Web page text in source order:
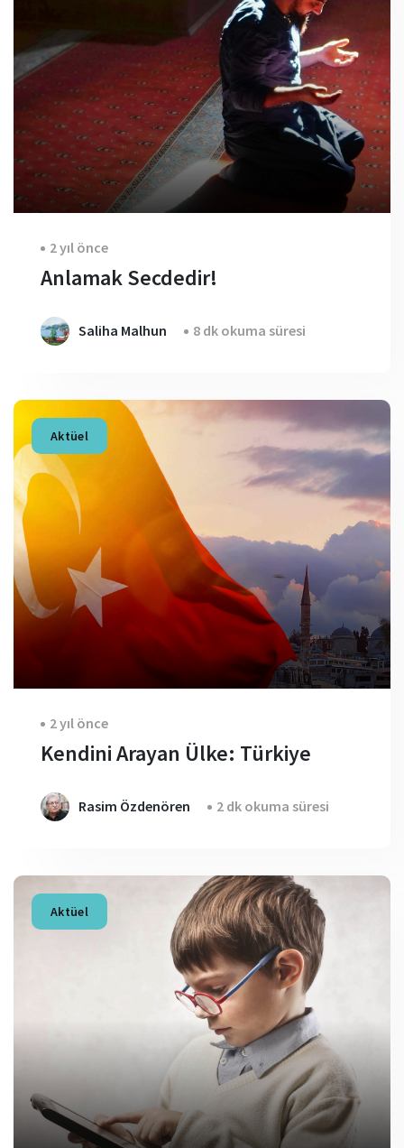
2 yıl önce
Anlamak Secdedir!
Saliha Malhun 8 dk okuma süresi
Aktüel
2 yıl önce
Kendini Arayan Ülke: Türkiye
Rasim Özdenören 2 dk okuma süresi
Aktüel